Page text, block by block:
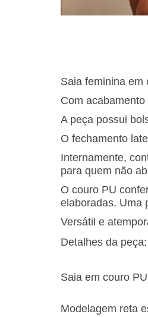
Saia feminina em
Com
A peça possui
O fechamento
Internamente,
para quem não
O couro PU
elaboradas. Uma
Versátil e
Detalhes da peça:
Saia em couro PU
Modelagem reta